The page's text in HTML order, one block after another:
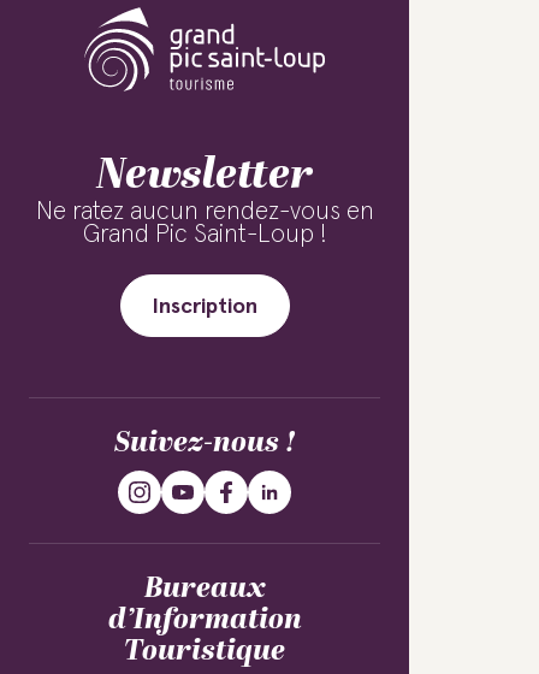
Newsletter
Ne ratez aucun rendez-vous en
Grand Pic Saint-Loup !
Inscription
Suivez-nous !
Bureaux
d’Information
Touristique